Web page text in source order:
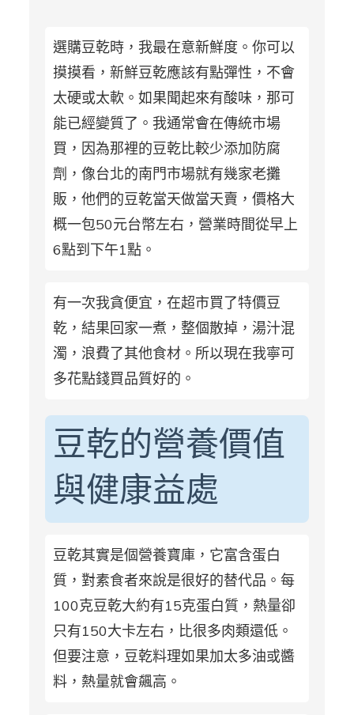
選購豆乾時，我最在意新鮮度。你可以
摸摸看，新鮮豆乾應該有點彈性，不會
太硬或太軟。如果聞起來有酸味，那可
能已經變質了。我通常會在傳統市場
買，因為那裡的豆乾比較少添加防腐
劑，像台北的南門市場就有幾家老攤
販，他們的豆乾當天做當天賣，價格大
概一包50元台幣左右，營業時間從早上
6點到下午1點。
有一次我貪便宜，在超市買了特價豆
乾，結果回家一煮，整個散掉，湯汁混
濁，浪費了其他食材。所以現在我寧可
多花點錢買品質好的。
豆乾的營養價值
與健康益處
豆乾其實是個營養寶庫，它富含蛋白
質，對素食者來說是很好的替代品。每
100克豆乾大約有15克蛋白質，熱量卻
只有150大卡左右，比很多肉類還低。
但要注意，豆乾料理如果加太多油或醬
料，熱量就會飆高。